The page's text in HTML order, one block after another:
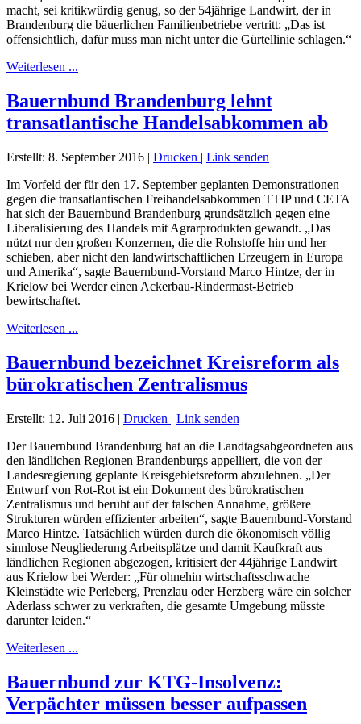
macht, sei kritikwürdig genug, so der 54jährige Landwirt, der in
Brandenburg die bäuerlichen Familienbetriebe vertritt: „Das ist
offensichtlich, dafür muss man nicht unter die Gürtellinie schlagen.“
Weiterlesen ...
Bauernbund Brandenburg lehnt
transatlantische Handelsabkommen ab
Erstellt: 8. September 2016 | Drucken | Link senden
Im Vorfeld der für den 17. September geplanten Demonstrationen
gegen die transatlantischen Freihandelsabkommen TTIP und CETA
hat sich der Bauernbund Brandenburg grundsätzlich gegen eine
Liberalisierung des Handels mit Agrarprodukten gewandt. „Das
nützt nur den großen Konzernen, die die Rohstoffe hin und her
schieben, aber nicht den landwirtschaftlichen Erzeugern in Europa
und Amerika“, sagte Bauernbund-Vorstand Marco Hintze, der in
Krielow bei Werder einen Ackerbau-Rindermast-Betrieb
bewirtschaftet.
Weiterlesen ...
Bauernbund bezeichnet Kreisreform als
bürokratischen Zentralismus
Erstellt: 12. Juli 2016 | Drucken | Link senden
Der Bauernbund Brandenburg hat an die Landtagsabgeordneten aus
den ländlichen Regionen Brandenburgs appelliert, die von der
Landesregierung geplante Kreisgebietsreform abzulehnen. „Der
Entwurf von Rot-Rot ist ein Dokument des bürokratischen
Zentralismus und beruht auf der falschen Annahme, größere
Strukturen würden effizienter arbeiten“, sagte Bauernbund-Vorstand
Marco Hintze. Tatsächlich würden durch die ökonomisch völlig
sinnlose Neugliederung Arbeitsplätze und damit Kaufkraft aus
ländlichen Regionen abgezogen, kritisiert der 44jährige Landwirt
aus Krielow bei Werder: „Für ohnehin wirtschaftsschwache
Kleinstädte wie Perleberg, Prenzlau oder Herzberg wäre ein solcher
Aderlass schwer zu verkraften, die gesamte Umgebung müsste
darunter leiden.“
Weiterlesen ...
Bauernbund zur KTG-Insolvenz:
Verpächter müssen besser aufpassen